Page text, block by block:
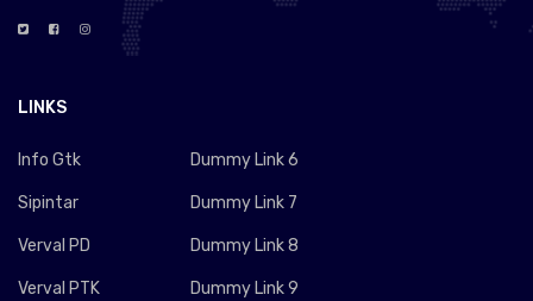
LINKS
Info Gtk
Sipintar
Verval PD
Verval PTK
Dummy Link 6
Dummy Link 7
Dummy Link 8
Dummy Link 9